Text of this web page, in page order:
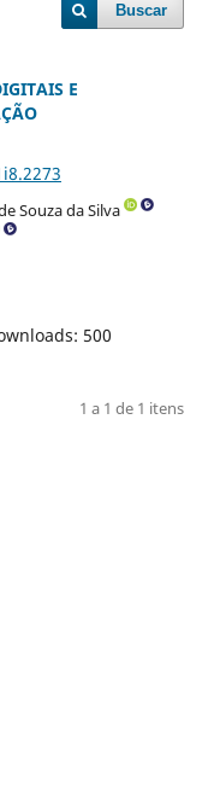
Buscar
E
Souza da Silva
500
1 a 1 de 1 itens